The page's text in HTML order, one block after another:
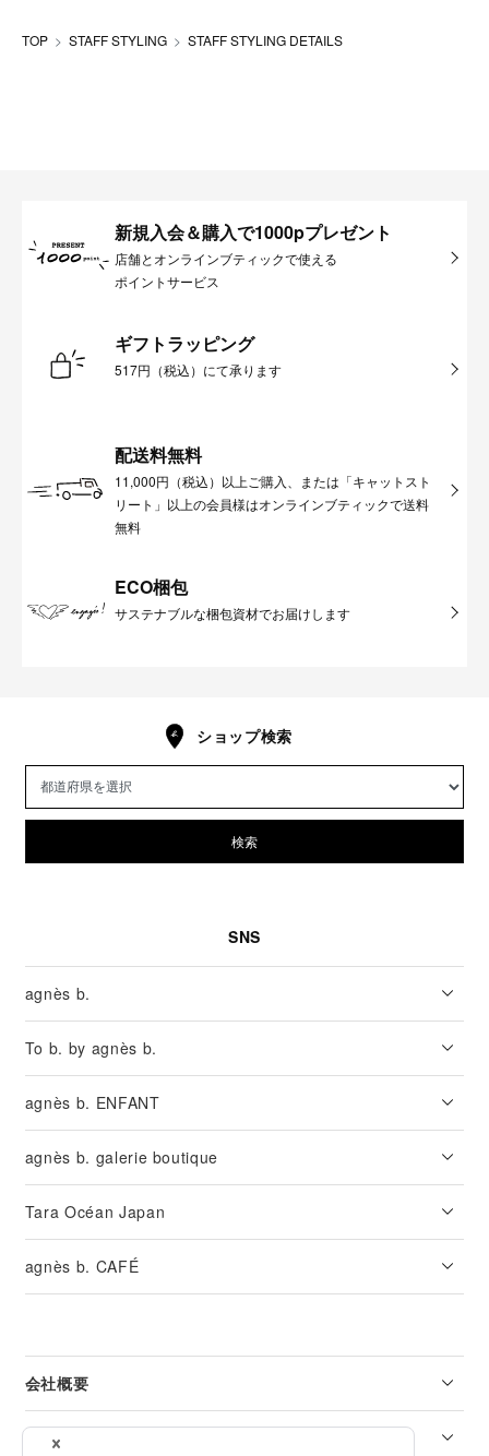
TOP STAFF STYLING STAFF STYLING DETAILS
新規入会＆購入で1000pプレゼント
店舗とオンラインブティックで使える
ポイントサービス
ギフトラッピング
517円（税込）にて承ります
配送料無料
11,000円（税込）以上ご購入、または「キャットスト
リート」以上の会員様はオンラインブティックで送料
無料
ECO梱包
サステナブルな梱包資材でお届けします
ショップ検索
検索
SNS
agnès b.
To b. by agnès b.
agnès b. ENFANT
agnès b. galerie boutique
Tara Océan Japan
agnès b. CAFÉ
会社概要
リーガル